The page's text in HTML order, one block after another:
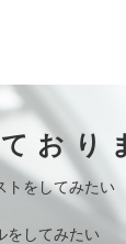
おり
をしてみたい
してみたい